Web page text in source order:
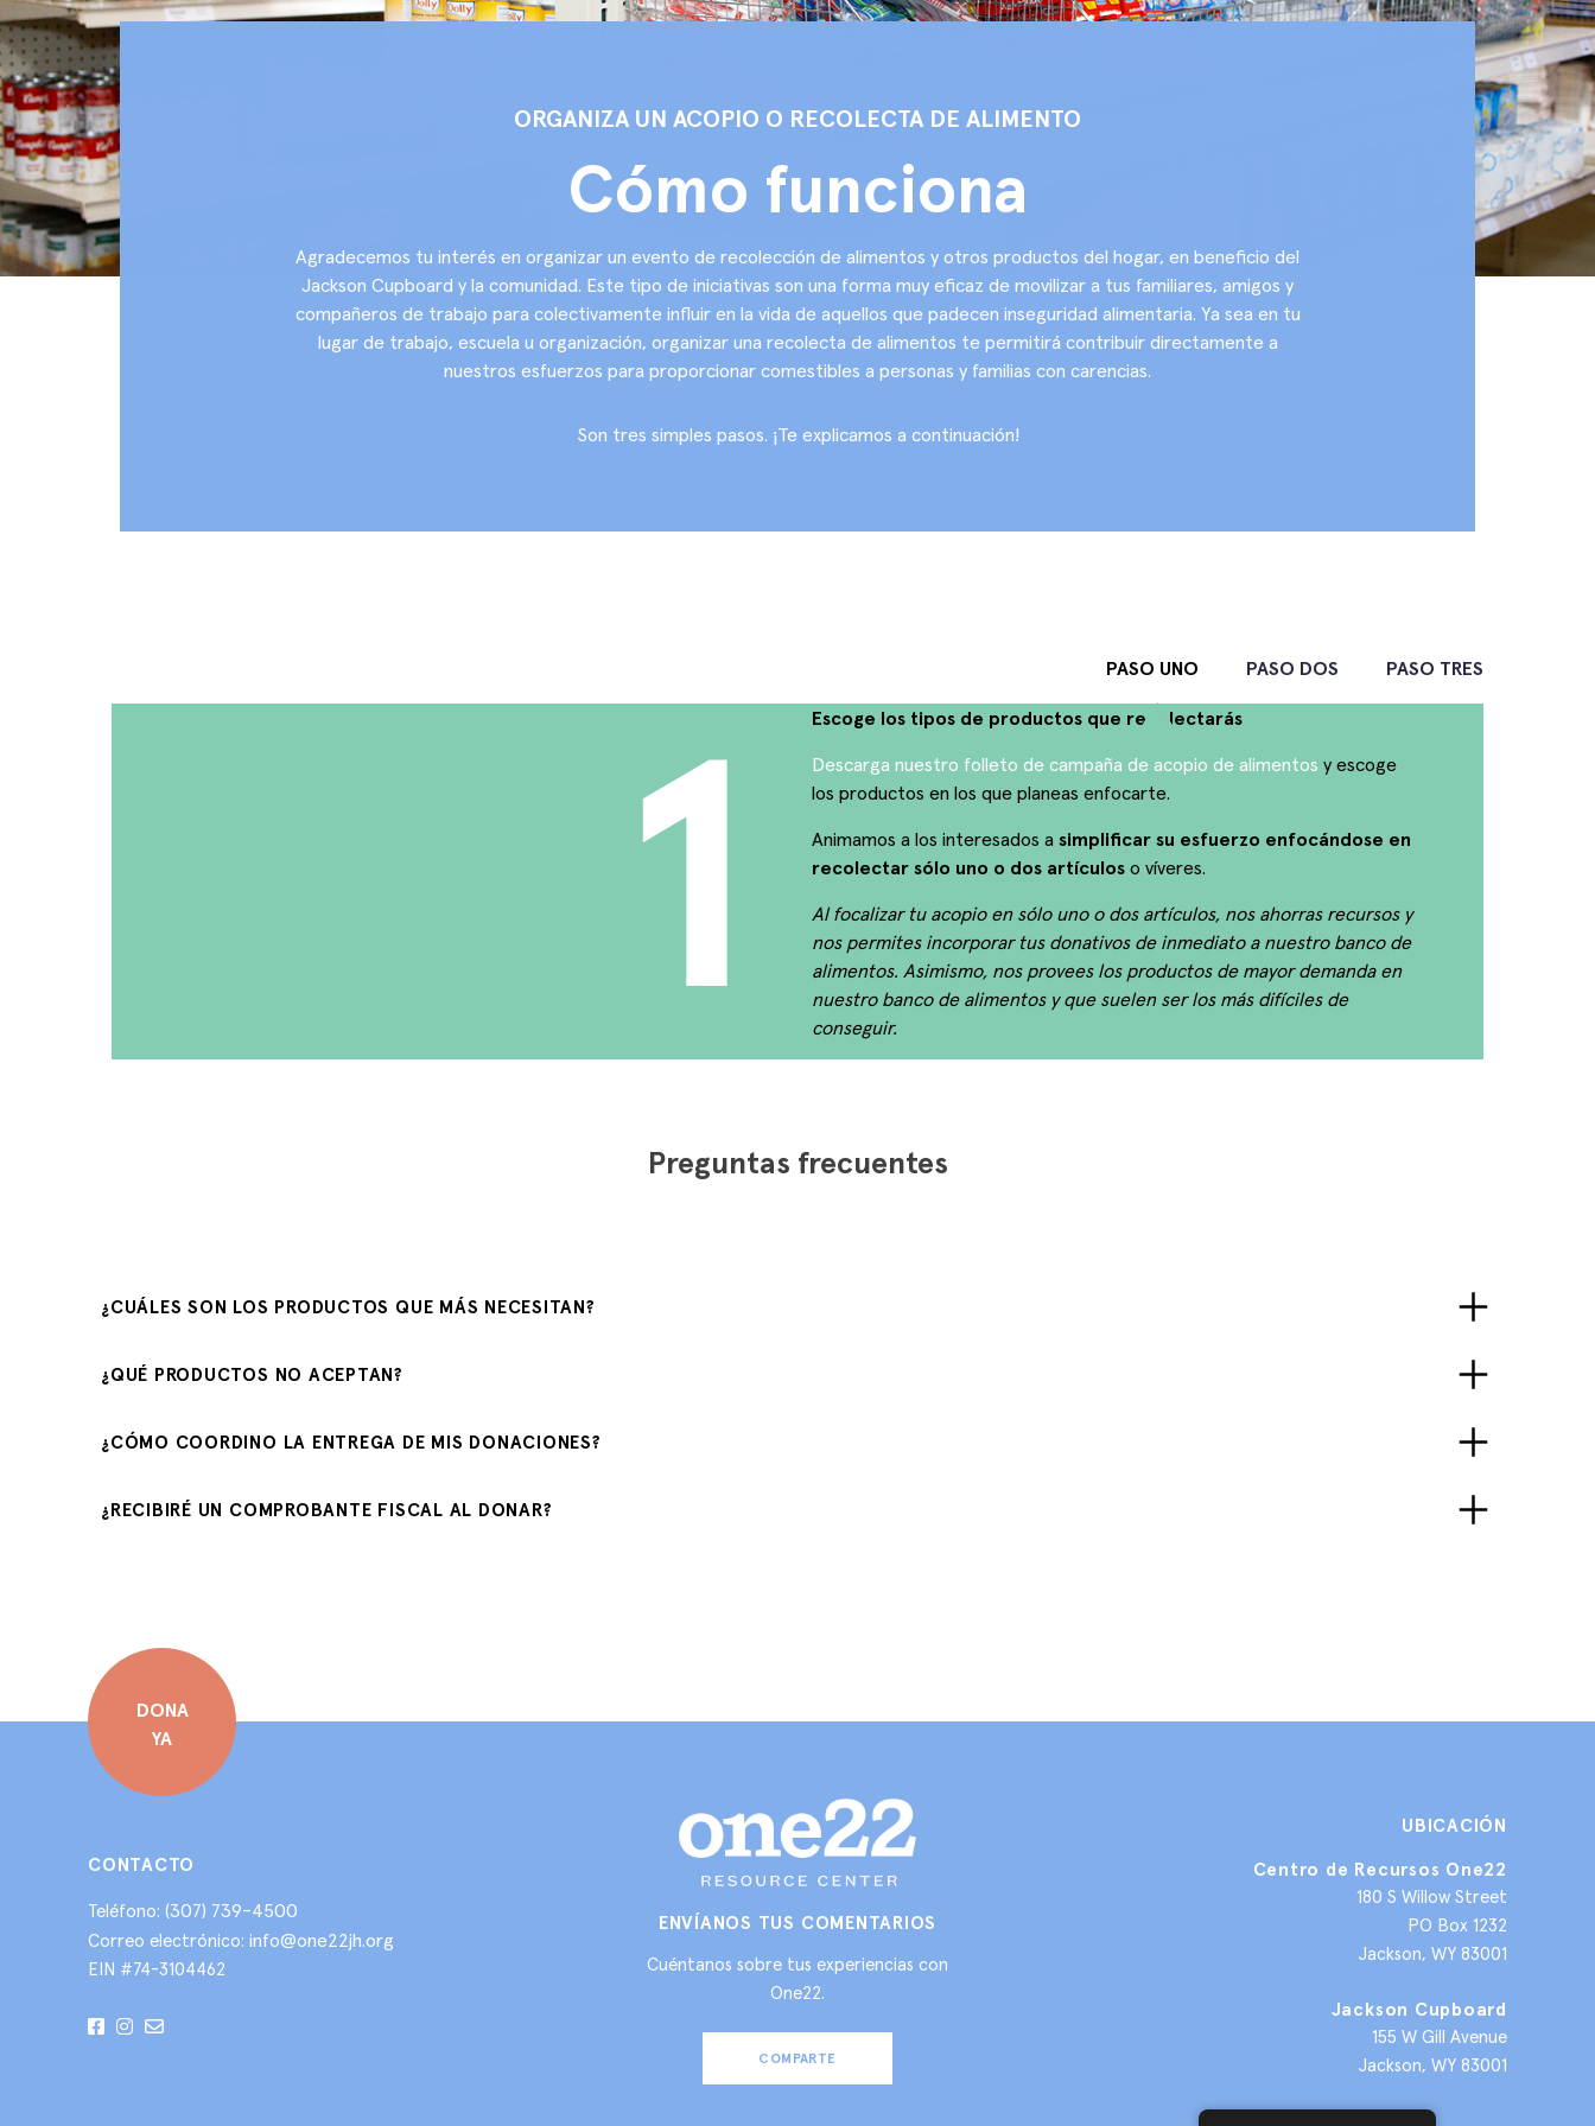
ORGANIZA UN ACOPIO O RECOLECTA DE ALIMENTO
Cómo funciona
Agradecemos tu interés en organizar un evento de recolección de alimentos y otros productos del hogar, en beneficio del
Jackson Cupboard y la comunidad. Este tipo de iniciativas son una forma muy eficaz de movilizar a tus familiares, amigos y
compañeros de trabajo para colectivamente influir en la vida de aquellos que padecen inseguridad alimentaria. Ya sea en tu
lugar de trabajo, escuela u organización, organizar una recolecta de alimentos te permitirá contribuir directamente a
nuestros esfuerzos para proporcionar comestibles a personas y familias con carencias.
Son tres simples pasos. ¡Te explicamos a continuación!
PASO UNO PASO DOS PASO TRES
1
Escoge los tipos de productos que recolectarás
Descarga nuestro folleto de campaña de acopio de alimentos y escoge
los productos en los que planeas enfocarte.
Animamos a los interesados asimplificar su esfuerzo enfocándose en
recolectar sólo uno o dos artículos o víveres.
Al focalizar tu acopio en sólo uno o dos artículos, nos ahorras recursos y
nos permites incorporar tus donativos de inmediato a nuestro banco de
alimentos. Asimismo, nos provees los productos de mayor demanda en
nuestro banco de alimentos y que suelen ser los más difíciles de
conseguir.
Preguntas frecuentes
¿CUÁLES SON LOS PRODUCTOS QUE MÁS NECESITAN?
¿QUÉ PRODUCTOS NO ACEPTAN?
¿CÓMO COORDINO LA ENTREGA DE MIS DONACIONES?
¿RECIBIRÉ UN COMPROBANTE FISCAL AL DONAR?
DONA
YA
CONTACTO
Teléfono: (307) 739-4500
Correo electrónico: info@one22jh.org
EIN #74-3104462
ENVÍANOS TUS COMENTARIOS
Cuéntanos sobre tus experiencias con
One22.
COMPARTE
UBICACIÓN
Centro de Recursos One22
180 S Willow Street
PO Box 1232
Jackson, WY 83001
Jackson Cupboard
155 W Gill Avenue
Jackson, WY 83001